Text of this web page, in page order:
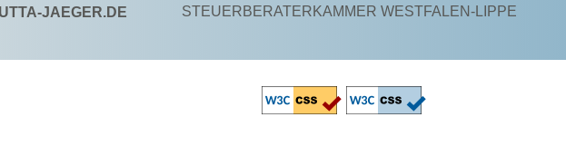
JAEGER.DE
STEUERBERATERKAMMER WESTFALEN-LIPPE